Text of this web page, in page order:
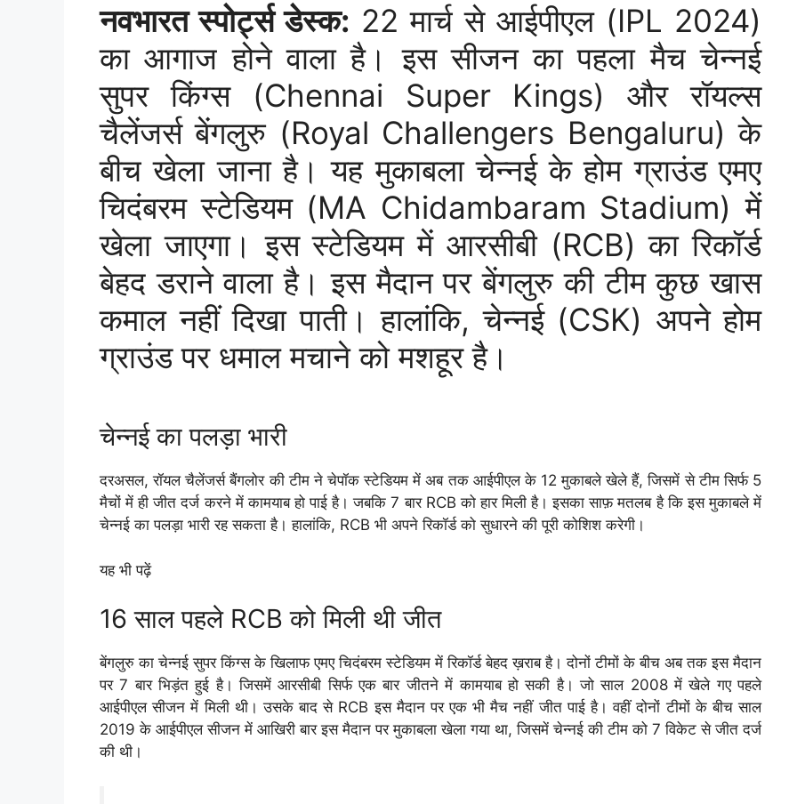
नवभारत स्पोर्ट्स डेस्क: 22 मार्च से आईपीएल (IPL 2024)
का आगाज होने वाला है। इस सीजन का पहला मैच चेन्नई
सुपर किंग्स (Chennai Super Kings) और रॉयल्स
चैलेंजर्स बेंगलुरु (Royal Challengers Bengaluru) के
बीच खेला जाना है। यह मुकाबला चेन्नई के होम ग्राउंड एमए
चिदंबरम स्टेडियम (MA Chidambaram Stadium) में
खेला जाएगा। इस स्टेडियम में आरसीबी (RCB) का रिकॉर्ड
बेहद डराने वाला है। इस मैदान पर बेंगलुरु की टीम कुछ खास
कमाल नहीं दिखा पाती। हालांकि, चेन्नई (CSK) अपने होम
ग्राउंड पर धमाल मचाने को मशहूर है।
चेन्नई का पलड़ा भारी
दरअसल, रॉयल चैलेंजर्स बैंगलोर की टीम ने चेपॉक स्टेडियम में अब तक आईपीएल के 12 मुकाबले खेले हैं, जिसमें से टीम सिर्फ 5
मैचों में ही जीत दर्ज करने में कामयाब हो पाई है। जबकि 7 बार RCB को हार मिली है। इसका साफ़ मतलब है कि इस मुकाबले में
चेन्नई का पलड़ा भारी रह सकता है। हालांकि, RCB भी अपने रिकॉर्ड को सुधारने की पूरी कोशिश करेगी।
यह भी पढ़ें
16 साल पहले RCB को मिली थी जीत
बेंगलुरु का चेन्नई सुपर किंग्स के खिलाफ एमए चिदंबरम स्टेडियम में रिकॉर्ड बेहद ख़राब है। दोनों टीमों के बीच अब तक इस मैदान
पर 7 बार भिड़ंत हुई है। जिसमें आरसीबी सिर्फ एक बार जीतने में कामयाब हो सकी है। जो साल 2008 में खेले गए पहले
आईपीएल सीजन में मिली थी। उसके बाद से RCB इस मैदान पर एक भी मैच नहीं जीत पाई है। वहीं दोनों टीमों के बीच साल
2019 के आईपीएल सीजन में आखिरी बार इस मैदान पर मुकाबला खेला गया था, जिसमें चेन्नई की टीम को 7 विकेट से जीत दर्ज
की थी।